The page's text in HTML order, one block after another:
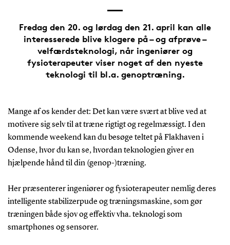
Fredag den 20. og lørdag den 21. april kan alle
interesserede blive klogere på – og afprøve –
velfærdsteknologi, når ingeniører og
fysioterapeuter viser noget af den nyeste
teknologi til bl.a. genoptræning.
Mange af os kender det: Det kan være svært at blive ved at
motivere sig selv til at træne rigtigt og regelmæssigt. I den
kommende weekend kan du besøge teltet på Flakhaven i
Odense, hvor du kan se, hvordan teknologien giver en
hjælpende hånd til din (genop-)træning.
Her præsenterer ingeniører og fysioterapeuter nemlig deres
intelligente stabilizerpude og træningsmaskine, som gør
træningen både sjov og effektiv vha. teknologi som
smartphones og sensorer.